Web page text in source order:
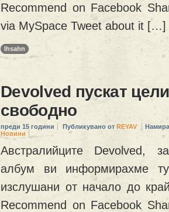
Recommend on Facebook
via MySpace Tweet about it […]
Ihsahn
Devolved пускат
свободно
преди 15 години Публикувано от REYAV
Новини
Австралийците Devolved,
албум ви информирахме
изслушани от начало до
Recommend on Facebook